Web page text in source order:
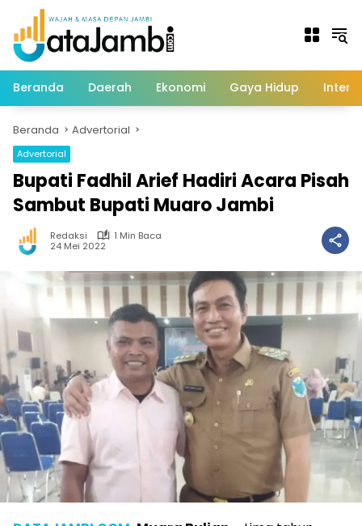
Langsung
konten
Beranda Daerah Ekonomi Gaya Hidup
Beranda Advertorial
Advertorial
Bupati Fadhil Arief Hadiri Acara Pisah
Sambut Bupati Muaro Jambi
Redaksi
1 Min Baca
24 Mei 2022